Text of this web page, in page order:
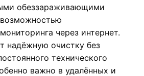
обеззараживающими
через интернет.
надёжную очистку без
технического
важно в удалённых и